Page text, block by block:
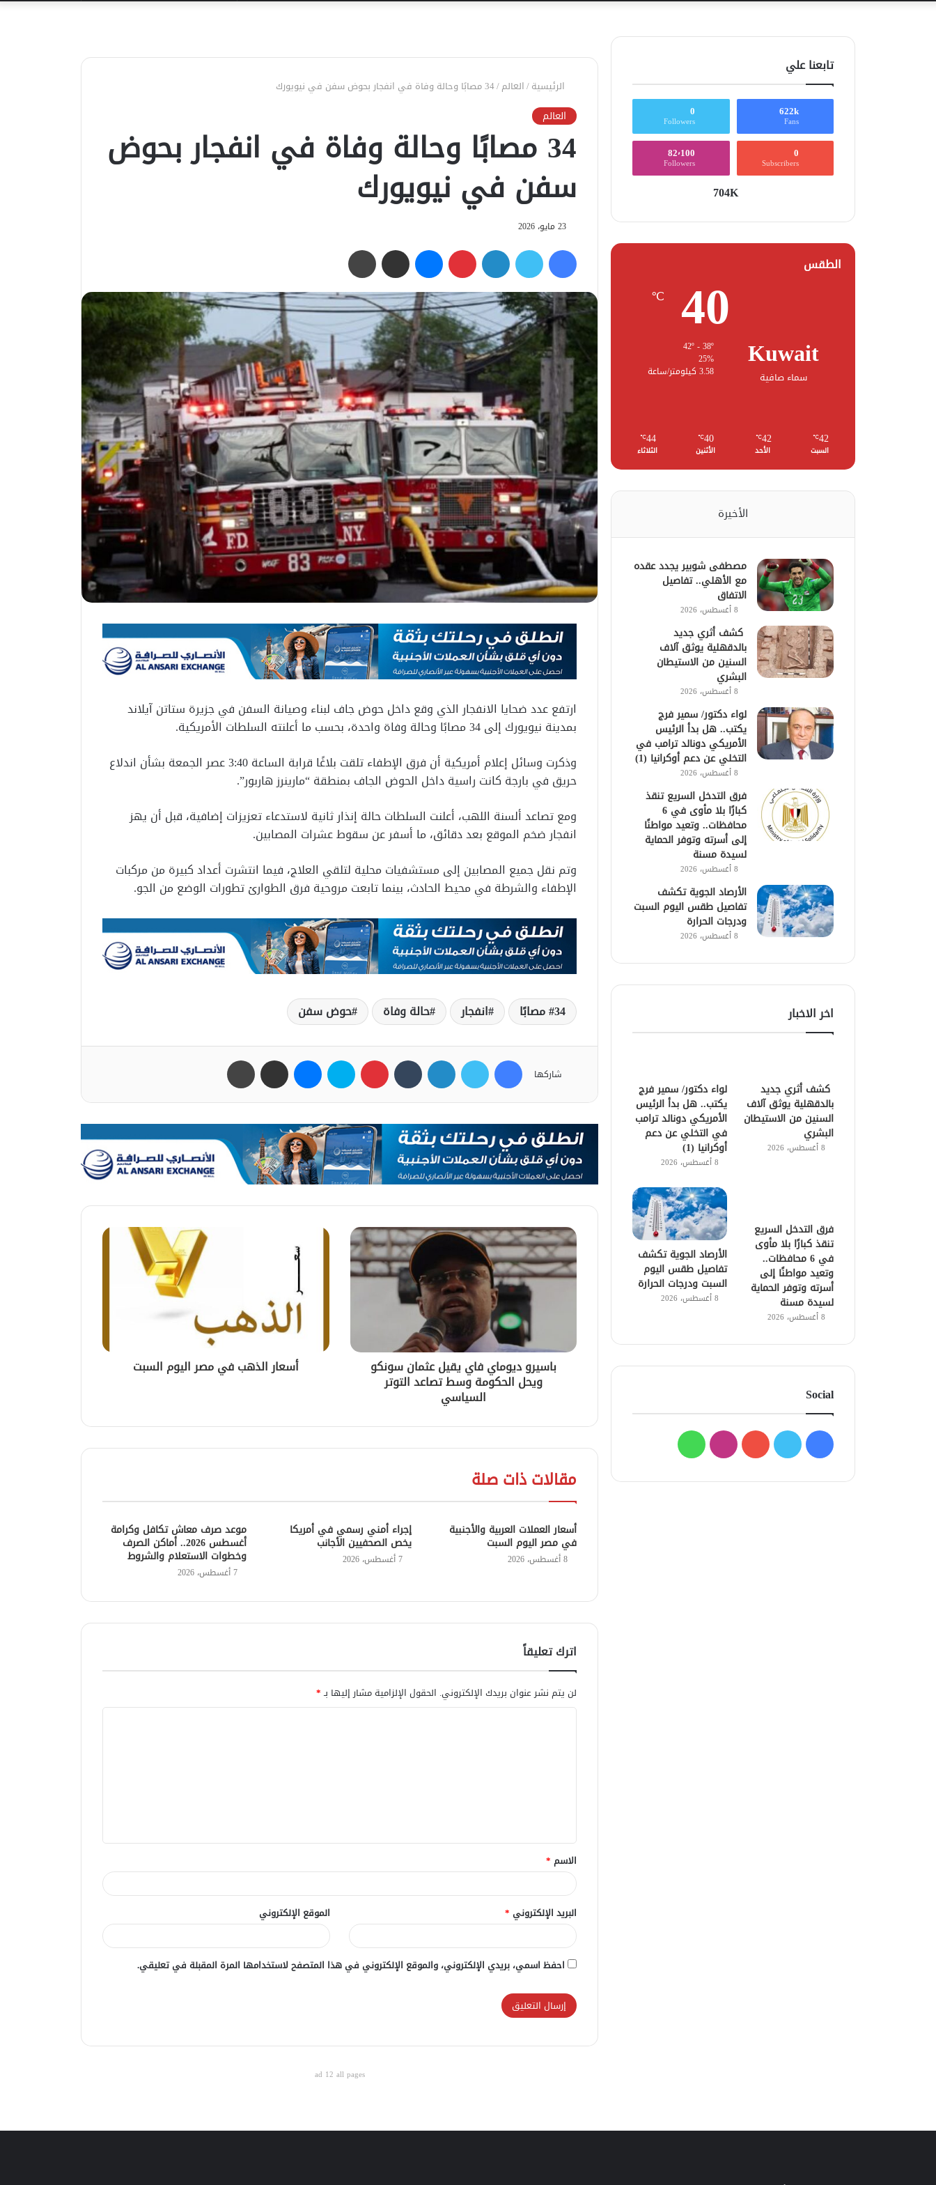
الرئيسية/العالم/34 مصابًا وحالة وفاة في انفجار بحوض سفن في نيويورك
العالم
34 مصابًا وحالة وفاة في انفجار بحوض
سفن في نيويورك
23 مايو، 2026
فيسبوك تويتر لينكدإن بينتيريست ماسنجر مشاركة عبر البريد
ارتفع عدد ضحايا الانفجار الذي وقع داخل حوض جاف لبناء وصيانة السفن في جزيرة ستاتن آيلاند
بمدينة نيويورك إلى 34 مصابًا وحالة وفاة واحدة، بحسب ما أعلنته السلطات الأمريكية.
وذكرت وسائل إعلام أمريكية أن فرق الإطفاء تلقت بلاغًا قرابة الساعة 3:40 عصر الجمعة بشأن اندلاع
حريق في بارجة كانت راسية داخل الحوض الجاف بمنطقة “مارينرز هاربور”.
ومع تصاعد ألسنة اللهب، أعلنت السلطات حالة إنذار ثانية لاستدعاء تعزيزات إضافية، قبل أن يهز
انفجار ضخم الموقع بعد دقائق، ما أسفر عن سقوط عشرات المصابين.
وتم نقل جميع المصابين إلى مستشفيات محلية لتلقي العلاج، فيما انتشرت أعداد كبيرة من مركبات
الإطفاء والشرطة في محيط الحادث، بينما تابعت مروحية فرق الطوارئ تطورات الوضع من الجو.
34 مصابًا انفجار حالة وفاة حوض سفن
شاركها
فيسبوك تويتر لينكدإن بينتيريست سكايب ماسنجر مشاركة عبر البريد
باسيرو ديوماي فاي يقيل عثمان سونكو
ويحل الحكومة وسط تصاعد التوتر
السياسي
أسعار الذهب في مصر اليوم السبت
مقالات ذات صلة
أسعار العملات العربية والأجنبية
في مصر اليوم السبت
8 أغسطس، 2026
إجراء أمني رسمي في أمريكا
يخص الصحفيين الأجانب
7 أغسطس، 2026
موعد صرف معاش تكافل وكرامة
أغسطس 2026.. أماكن الصرف
وخطوات الاستعلام والشروط
7 أغسطس، 2026
اترك تعليقاً
لن يتم نشر عنوان بريدك الإلكتروني. الحقول الإلزامية مشار إليها بـ*
ق
*
الاسم *
البريد الإلكتروني * الموقع الإلكتروني
احفظ اسمي، بريدي الإلكتروني، والموقع الإلكتروني في هذا المتصفح لاستخدامها المرة المقبلة في تعليقي.
ad 12 all pages
تابعنا علي
622k
Fans
0
Followers
0
Subscribers
82٬100
Followers
704K
الطقس
Kuwait
سماء صافية
40
℃
42º - 38º
25%
3.58 كيلومتر/ساعة
42
℃
السبت
42
℃
الأحد
40
℃
الأثنين
44
℃
الثلاثاء
الأخيرة
مصطفى شوبير يجدد عقده
مع الأهلي.. تفاصيل
الاتفاق
8 أغسطس، 2026
كشف أثري جديد
بالدقهلية يوثق آلاف
السنين من الاستيطان
البشري
8 أغسطس، 2026
لواء دكتور/ سمير فرج
يكتب.. هل بدأ الرئيس
الأمريكي دونالد ترامب في
التخلي عن دعم أوكرانيا (1)
8 أغسطس، 2026
فرق التدخل السريع تنقذ
كبارًا بلا مأوى في 6
محافظات.. وتعيد مواطنًا
إلى أسرته وتوفر الحماية
لسيدة مسنة
8 أغسطس، 2026
الأرصاد الجوية تكشف
تفاصيل طقس اليوم السبت
ودرجات الحرارة
8 أغسطس، 2026
اخر الاخبار
كشف أثري جديد
بالدقهلية يوثق آلاف
السنين من الاستيطان
البشري
8 أغسطس، 2026
لواء دكتور/ سمير فرج
يكتب.. هل بدأ الرئيس
الأمريكي دونالد ترامب
في التخلي عن دعم
أوكرانيا (1)
8 أغسطس، 2026
فرق التدخل السريع
تنقذ كبارًا بلا مأوى
في 6 محافظات..
وتعيد مواطنًا إلى
أسرته وتوفر الحماية
لسيدة مسنة
8 أغسطس، 2026
الأرصاد الجوية تكشف
تفاصيل طقس اليوم
السبت ودرجات الحرارة
8 أغسطس، 2026
Social
فيسبوك
تويتر يوتيوبانستقرامواتساب